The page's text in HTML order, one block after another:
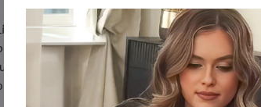
D05 značky Marilyn jsou spojením
při celodenním nošení. Jemný lesklý
ik ležérním soupravám, díky nimž se